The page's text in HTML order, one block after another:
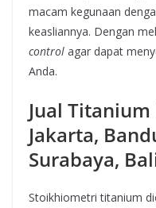
macam kegunaan
keasliannya. Dengan
control agar dapat
Anda.
Jual
Jakarta,
Surabaya,
Stoikhiometri titanium